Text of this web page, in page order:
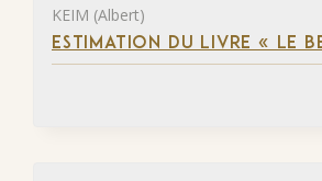
KEIM (Albert)
ESTIMATION DU LIVRE « LE